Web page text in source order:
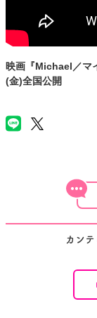
映画『Michael／マ
(金)全国公開
カン